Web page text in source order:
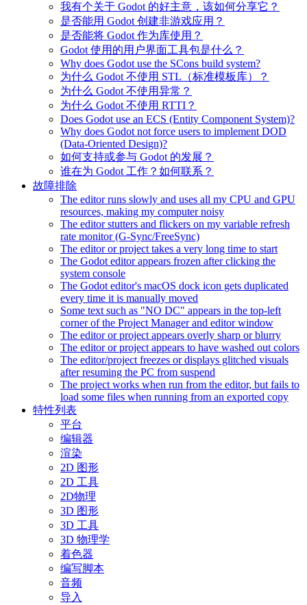
我有个关于 Godot 的好主意，该如何分享它？
是否能用 Godot 创建非游戏应用？
是否能将 Godot 作为库使用？
Godot 使用的用户界面工具包是什么？
Why does Godot use the SCons build system?
为什么 Godot 不使用 STL（标准模板库）？
为什么 Godot 不使用异常？
为什么 Godot 不使用 RTTI？
Does Godot use an ECS (Entity Component System)?
Why does Godot not force users to implement DOD
(Data-Oriented Design)?
如何支持或参与 Godot 的发展？
谁在为 Godot 工作？如何联系？
故障排除
The editor runs slowly and uses all my CPU and GPU
resources, making my computer noisy
The editor stutters and flickers on my variable refresh
rate monitor (G-Sync/FreeSync)
The editor or project takes a very long time to start
The Godot editor appears frozen after clicking the
system console
The Godot editor's macOS dock icon gets duplicated
every time it is manually moved
Some text such as "NO DC" appears in the top-left
corner of the Project Manager and editor window
The editor or project appears overly sharp or blurry
The editor or project appears to have washed out colors
The editor/project freezes or displays glitched visuals
after resuming the PC from suspend
The project works when run from the editor, but fails to
load some files when running from an exported copy
特性列表
平台
编辑器
渲染
2D 图形
2D 工具
2D物理
3D 图形
3D 工具
3D 物理学
着色器
编写脚本
音频
导入